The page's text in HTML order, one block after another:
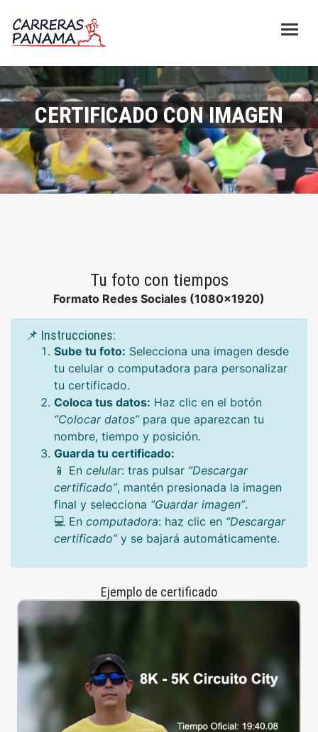
CERTIFICADO CON IMAGEN
Tu foto con tiempos
Formato Redes Sociales (1080x1920)
📌 Instrucciones:
Sube tu foto: Selecciona una imagen desde
tu celular o computadora para personalizar
tu certificado.
Coloca tus datos: Haz clic en el botón
“Colocar datos”para que aparezcan tu
nombre, tiempo y posición.
Guarda tu certificado:
📱 En celular: tras pulsar “Descargar
certificado”, mantén presionada la imagen
final y selecciona “Guardar imagen”.
💻 En computadora: haz clic en “Descargar
certificado”y se bajará automáticamente.
Ejemplo de certificado